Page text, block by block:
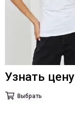
Узнать цену
Выбрать